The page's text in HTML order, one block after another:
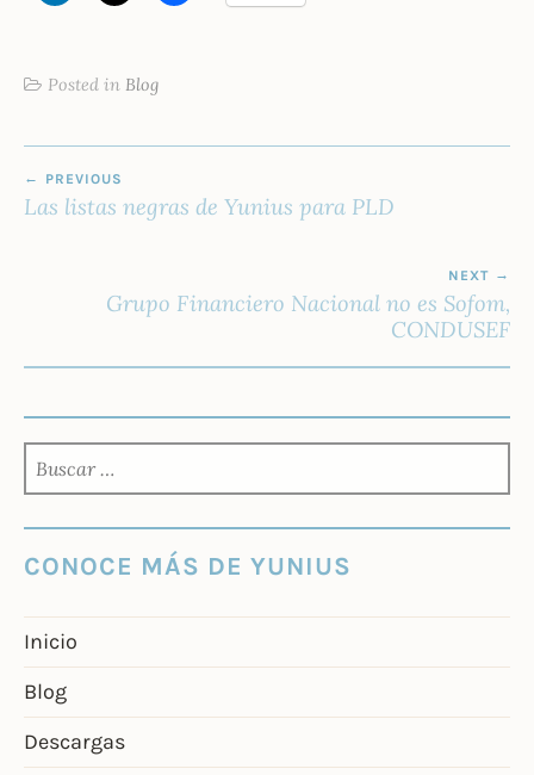
Posted in Blog
DE
PREVIOUS
Las listas negras de Yunius para PLD
NEXT
Grupo Financiero Nacional no es Sofom,
CONDUSEF
CONOCE MÁS DE YUNIUS
Inicio
Blog
Descargas